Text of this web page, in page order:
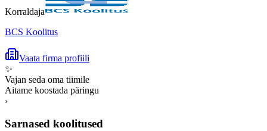
Korraldaja
BCS Koolitus
Vaata firma profiili
✨
Vajan seda oma tiimile
Aitame koostada päringu
›
Sarnased koolitused